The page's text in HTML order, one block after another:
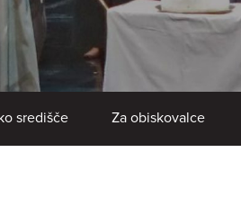
središče Za obiskovalce